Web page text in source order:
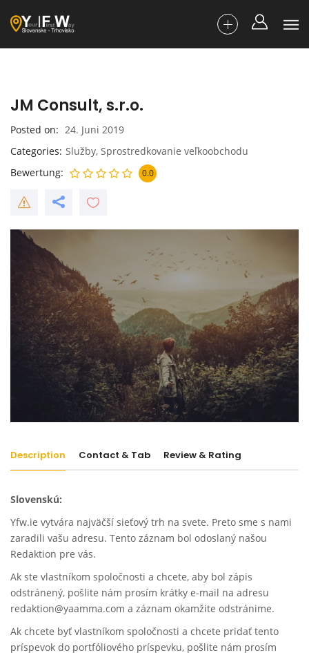
JM Consult, s.r.o.
Posted on
24. Juni 2019
Categories Služby, Sprostredkovanie veľkoobchodu
Bewertung
0.0
Description Contact & Tab Review & Rating
Slovenskú:
Yfw.ie vytvára najväčší sieťový trh na svete. Preto sme s nami
zaradili vašu adresu. Tento záznam bol odoslaný našou
Redaktion pre vás.
Ak ste vlastníkom spoločnosti a chcete, aby bol zápis
odstránený, pošlite nám prosím krátky e-mail na adresu
redaktion@yaamma.com a záznam okamžite odstránime.
Ak chcete byť vlastníkom spoločnosti a chcete pridať tento
príspevok do portfóliového príspevku, pošlite nám prosím